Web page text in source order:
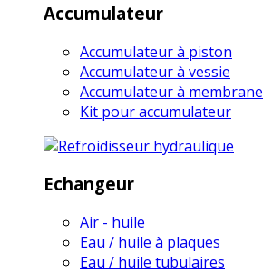
Accumulateur
Accumulateur à piston
Accumulateur à vessie
Accumulateur à membrane
Kit pour accumulateur
Echangeur
Air - huile
Eau / huile à plaques
Eau / huile tubulaires